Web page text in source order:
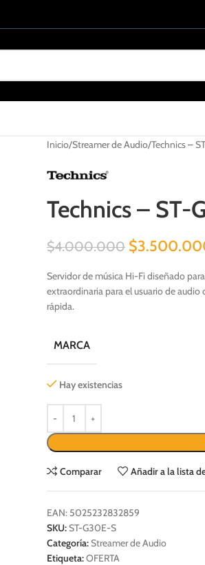
Inicio Streamer de Audio Technics –
Technics – ST-
$4.000.000 $
Servidor de música Hi-Fi diseñado
extraordinaria para el usuario de audio
rápida.
MARCA
Hay existencias
Comparar Añadir a la lista
EAN: 5025232832859
SKU:ST-G30E-S
Categoría:Streamer de Audio
Etiqueta:OFERTA